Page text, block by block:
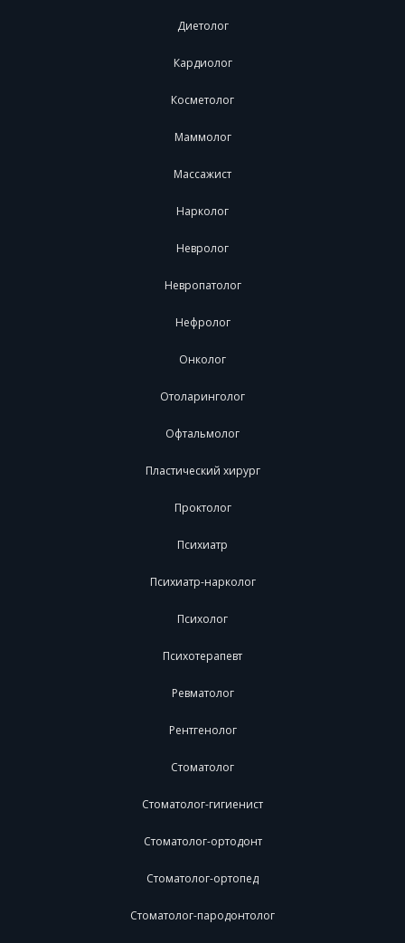
Диетолог
Кардиолог
Косметолог
Маммолог
Массажист
Нарколог
Невролог
Невропатолог
Нефролог
Онколог
Отоларинголог
Офтальмолог
Пластический хирург
Проктолог
Психиатр
Психиатр-нарколог
Психолог
Психотерапевт
Ревматолог
Рентгенолог
Стоматолог
Стоматолог-гигиенист
Стоматолог-ортодонт
Стоматолог-ортопед
Стоматолог-пародонтолог